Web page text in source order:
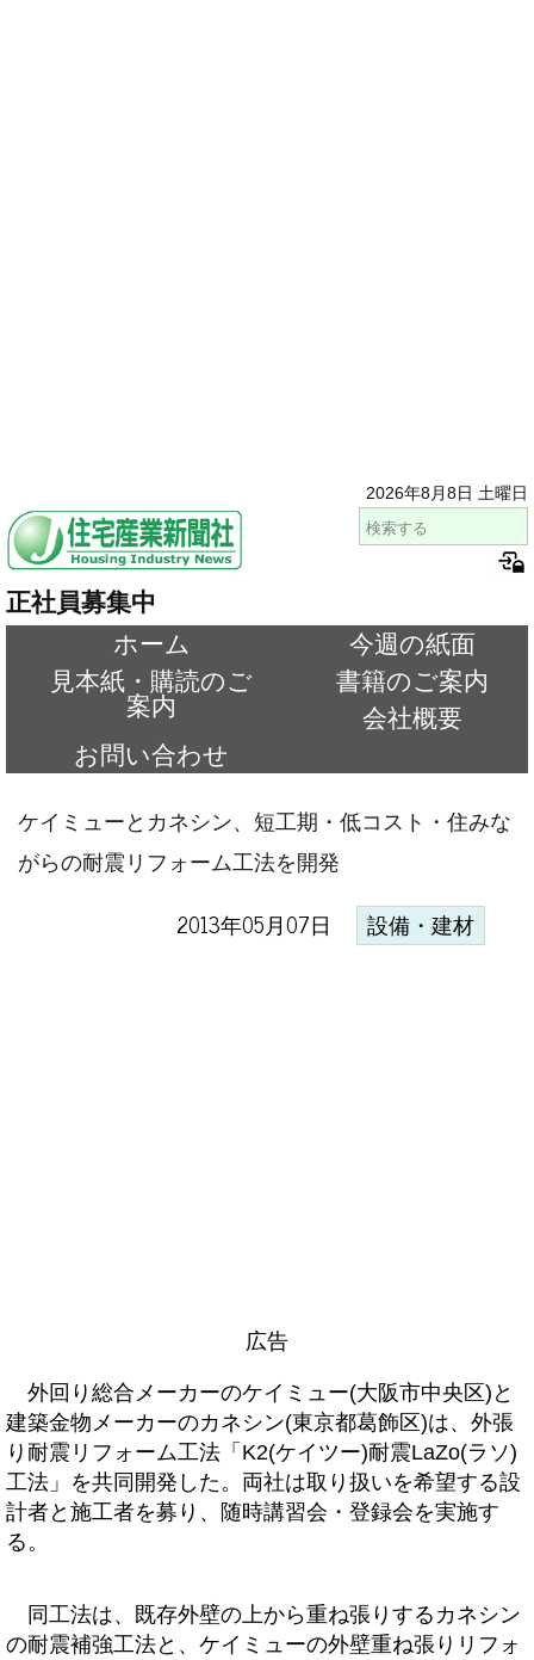
2026年8月8日 土曜日
正社員募集中
ホーム
今週の紙面
見本紙・購読のご
案内
書籍のご案内
会社概要
お問い合わせ
ケイミューとカネシン、短工期・低コスト・住みな
がらの耐震リフォーム工法を開発
2013年05月07日 設備・建材
広告
外回り総合メーカーのケイミュー(大阪市中央区)と
建築金物メーカーのカネシン(東京都葛飾区)は、外張
り耐震リフォーム工法「K2(ケイツー)耐震LaZo(ラソ)
工法」を共同開発した。両社は取り扱いを希望する設
計者と施工者を募り、随時講習会・登録会を実施す
る。
同工法は、既存外壁の上から重ね張りするカネシン
の耐震補強工法と、ケイミューの外壁重ね張りリフォ